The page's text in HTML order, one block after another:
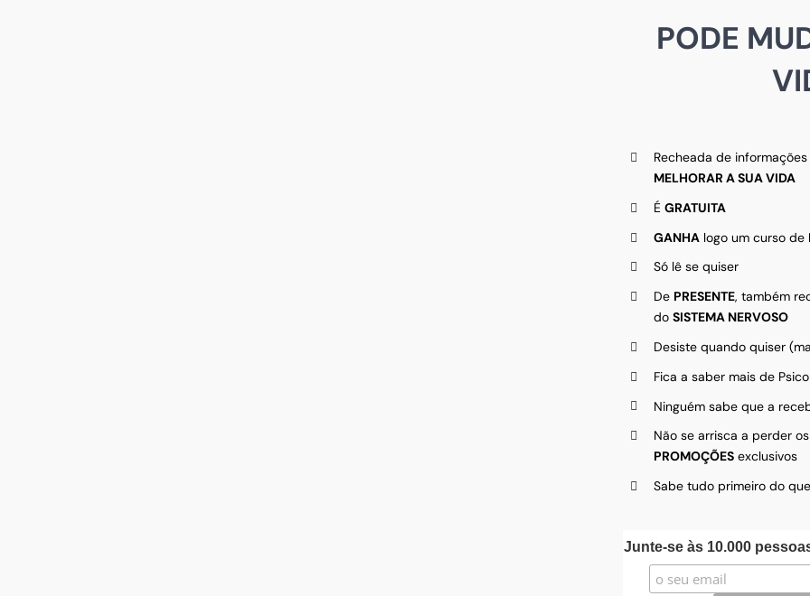
PODE
Recheada de
MELHORAR A SUA VIDA
É GRATUITA
GANHAlogo um curso de
Só lê se quiser
De PRESENTE, também
do SISTEMA NERVOSO
Desiste quando quiser
Fica a saber mais de
Ninguém sabe que a
Não se arrisca a perder
PROMOÇÕESexclusivos
Sabe tudo primeiro do
Junte-se às 10.000